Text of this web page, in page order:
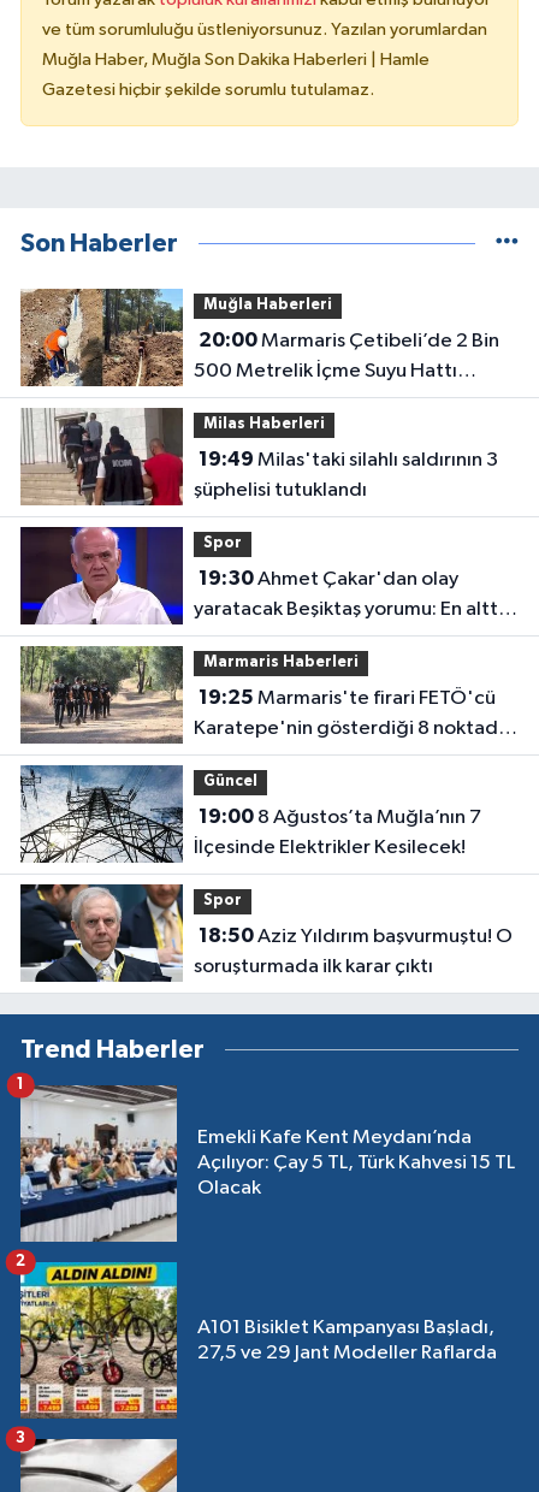
ve tüm sorumluluğu üstleniyorsunuz. Yazılan yorumlardan
Muğla Haber, Muğla Son Dakika Haberleri | Hamle
Gazetesi hiçbir şekilde sorumlu tutulamaz.
Son Haberler
Muğla Haberleri
20:00Marmaris Çetibeli’de 2 Bin
500 Metrelik İçme Suyu Hattı
Yenileniyor
Milas Haberleri
19:49
şüphelisi tutuklandı
Spor
19:30Ahmet Çakar'dan olay
yaratacak Beşiktaş yorumu: En altta
olurlar
Marmaris Haberleri
19:25
Karatepe'nin gösterdiği 8 noktada
keşif yapıldı
Güncel
19:008 Ağustos’ta Muğla’nın 7
İlçesinde Elektrikler Kesilecek!
Spor
18:50Aziz Yıldırım başvurmuştu! O
soruşturmada ilk karar çıktı
Trend Haberler
Emekli Kafe Kent Meydanı’nda
Açılıyor: Çay 5 TL, Türk Kahvesi 15 TL
Olacak
1
A101 Bisiklet Kampanyası Başladı,
27,5 ve 29 Jant Modeller Raflarda
2
3